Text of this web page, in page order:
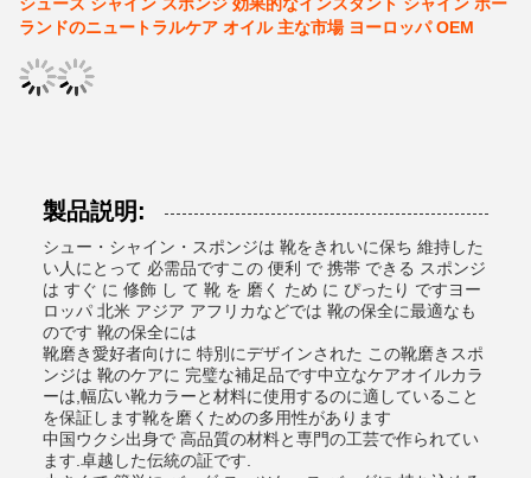
ランドのニュートラルケア オイル 主な市場 ヨーロッパ OEM
製品説明:
シュー・シャイン・スポンジは 靴をきれいに保ち 維持した
い人にとって 必需品ですこの 便利 で 携帯 できる スポンジ
は すぐ に 修飾 し て 靴 を 磨く ため に ぴったり ですヨー
ロッパ 北米 アジア アフリカなどでは 靴の保全に最適なも
のです 靴の保全には
靴磨き愛好者向けに 特別にデザインされた この靴磨きスポ
ンジは 靴のケアに 完璧な補足品です中立なケアオイルカラ
ーは,幅広い靴カラーと材料に使用するのに適していること
を保証します靴を磨くための多用性があります
中国ウクシ出身で 高品質の材料と専門の工芸で作られてい
ます.卓越した伝統の証です.